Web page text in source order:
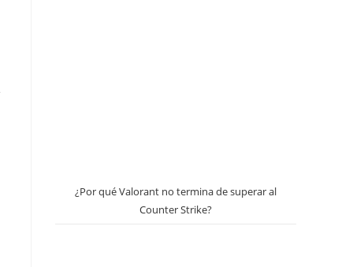
¿Por qué Valorant no termina de superar al
Counter Strike?